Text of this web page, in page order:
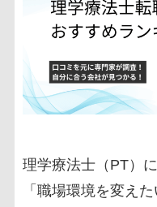
理学療法士（PT）
「職場環境を変え